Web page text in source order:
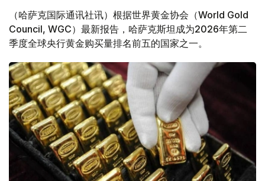
（哈萨克国际通讯社讯）根据世界黄金协会（World Gold
Council, WGC）最新报告，哈萨克斯坦成为2026年第二
季度全球央行黄金购买量排名前五的国家之一。